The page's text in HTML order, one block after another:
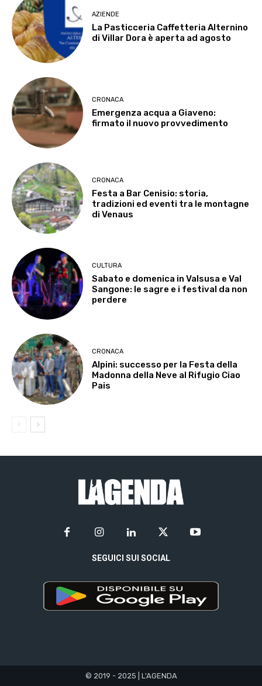
AZIENDE
La Pasticceria Caffetteria Alternino
di Villar Dora è aperta ad agosto
CRONACA
Emergenza acqua a Giaveno:
firmato il nuovo provvedimento
CRONACA
Festa a Bar Cenisio: storia,
tradizioni ed eventi tra le montagne
di Venaus
CULTURA
Sabato e domenica in Valsusa e Val
Sangone: le sagre e i festival da non
perdere
CRONACA
Alpini: successo per la Festa della
Madonna della Neve al Rifugio Ciao
Pais
SEGUICI SUI SOCIAL
© 2019 - 2025 | L'AGENDA